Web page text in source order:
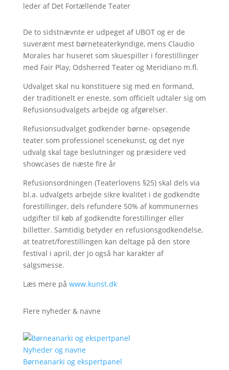
leder af Det Fortællende Teater
De to sidstnævnte er udpeget af UBOT og er de
suverænt mest børneteaterkyndige, mens Claudio
Morales har huseret som skuespiller i forestillinger
med Fair Play, Odsherred Teater og Meridiano m.fl.
Udvalget skal nu konstituere sig med en formand,
der traditionelt er eneste, som officielt udtaler sig om
Refusionsudvalgets arbejde og afgørelser.
Refusionsudvalget godkender børne- opsøgende
teater som professionel scenekunst, og det nye
udvalg skal tage beslutninger og præsidere ved
showcases de næste fire år
Refusionsordningen (Teaterlovens §25) skal dels via
bl.a. udvalgets arbejde sikre kvalitet i de godkendte
forestillinger, dels refundere 50% af kommunernes
udgifter til køb af godkendte forestillinger eller
billetter. Samtidig betyder en refusionsgodkendelse,
at teatret/forestillingen kan deltage på den store
festival i april, der jo også har karakter af
salgsmesse.
Læs mere på www.kunst.dk
Flere nyheder & navne
Nyheder og navne
Børneanarki og ekspertpanel